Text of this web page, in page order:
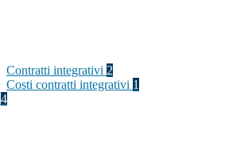
Contratti integrativi 2
Costi contratti integrativi 1
4